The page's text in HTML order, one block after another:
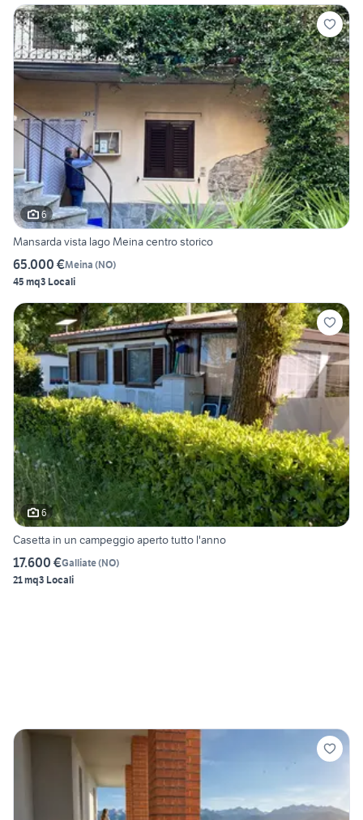
6
Mansarda vista lago Meina centro storico
65.000 €Meina (NO)
45 mq3 Locali
6
Casetta in un campeggio aperto tutto l'anno
17.600 €Galliate(NO)
21 mq3 Locali